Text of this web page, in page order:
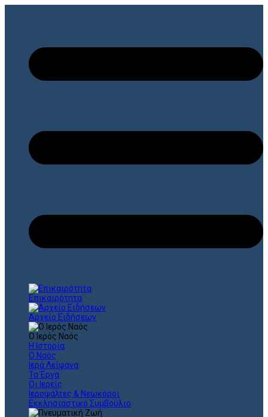
Επικαιρότητα
Αρχείο Ειδήσεων
Ο Ιερός Ναός
Η Ιστορία
Ο Ναός
Ιερά Λείψανα
Τα Έργα
Οι Ιερείς
Ιεροψάλτες & Νεωκόροι
Εκκλησιαστικό Συμβούλιο